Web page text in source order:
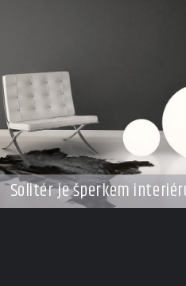
Solitér je šperkem